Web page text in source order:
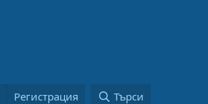
Регистрация Търси